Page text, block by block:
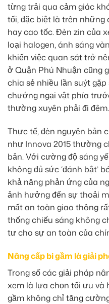
từng trải qua cảm giác
tối, đặc biệt là trên
hay cao tốc. Đèn zin của
loại halogen, ánh sáng
khiến việc quan sát trở
ở Quận Phú Nhuận cũng
chia sẻ nhiều lần suýt
chướng ngại vật phía
thường xuyên phải đi đêm.
Thực tế, đèn nguyên bản
như Innova 2015 thường
bản. Với cường độ sáng
không đủ sức ‘đánh bật’
khả năng phản ứng của
ảnh hưởng đến sự thoải
mất an toàn giao thông
thống chiếu sáng không
tư cho sự an toàn của
Nâng cấp bi gầm là giải
Trong số các giải pháp
xem là lựa chọn tối ưu và
gầm không chỉ tăng